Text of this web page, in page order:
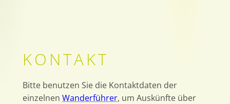
KONTAKT
Bitte benutzen Sie die Kontaktdaten der
einzelnen Wanderführer, um Auskünfte über